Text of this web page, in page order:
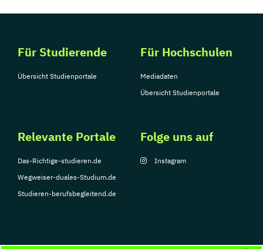
Für Studierende
Übersicht Studienportale
Für Hochschulen
Mediadaten
Übersicht Studienportale
Relevante Portale
Das-Richtige-studieren.de
Wegweiser-duales-Studium.de
Studieren-berufsbegleitend.de
Folge uns auf
Instagram